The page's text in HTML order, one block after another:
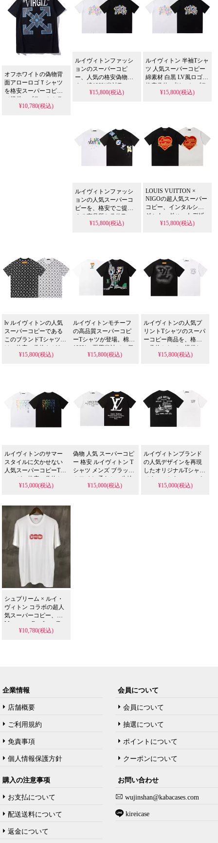
物のこだわりをM/L/XL
サイズで。
オフホワイトの偽物背
面アローロゴＴシャツ
を格安スーパーコピー
で提供。ブラックカラ
ーのショートスリーブ
¥10,780(税込)
ルイヴィトンファッシ
ョンのスーパーコピ
ー、人気の格安偽物で
す。綿100%半袖Tシャ
ツで、白黒のLV風ロゴ
着や通勤トップスとし
て若者に人気の高品質
¥15,800(税込)
ルイヴィトン 半袖Tシャ
ツ 人気スーパーコピー
綿素材 白黒 LV風ロゴ
格安偽物 プリント ブラ
ンド風 レディースメン
¥15,800(税込)
ルイヴィトンファッシ
ョンの人気スーパーコ
ピーを、格安でご提供
する高品質な偽物Tシャ
ツです。白黒のLV風ロ
ットで、レディース・
メンズ兼用の夏物普段
着・通勤トップスとし
て若者に大人気です。
¥15,800(税込)
LOUIS VUITTON ×
NIGOの超人気スーパー
コピー、インタルシア
ジャカードハートデザ
インのクルーネック半
向けの高品質なレプリ
カアイテムです。
¥15,800(税込)
lv ルイヴィトンの人気
スーパーコピーである
このブランドTシャツ
は、格安の偽物ながら
定番モノグラムデザイ
¥15,800(税込)
ルイヴィトンモチーフ
の高品質スーパーコピ
ーTシャツが登場。棉
100%の夏用半袖で、個
性的な黒白人物画像ロ
¥15,800(税込)
ルイヴィトンの人気プ
リントTシャツのスーパ
ーコピー商品を、格安
の偽物としてご提供し
ます。高品質な棉100%
スとしてメンズにもお
すすめです。
¥15,800(税込)
ルイヴィトンのサマー
スタイルに欠かせない
人気スーパーコピーTシ
ャツが、格安の偽物と
して登場しました。白
棉100%素材の半袖仕
様。カップルでのお揃
いにもぴったりな、可
愛いカジュアルTシャツ
です。
¥15,000(税込)
偽物 人気 スーパーコピ
ー 格安 ルイヴィトン T
シャツ メンズ ブラック
ホワイト 柔らかい生地
通気性良い 純綿 カジュ
¥15,000(税込)
ルイヴィトンブランド
の人気デザインを再現
したオリジナルTシャツ
です。こちらのスーパ
ーコピー商品は、夏用
¥15,000(税込)
シュプリーム × ルイ・
ヴィトン コラボの超人
気スーパーコピー、
Monogram Box Logo Tシ
ャツを格安の偽物とし
¥10,780(税込)
企業情報
店舗概要
ご利用規約
免責事項
個人情報保護方針
会員について
会員について
抽選について
ポイントについて
クーポンについて
購入の注意事项
お支払について
配送送料について
返金について
お問い合わせ
wujinshan@kabacases.com
kireicase